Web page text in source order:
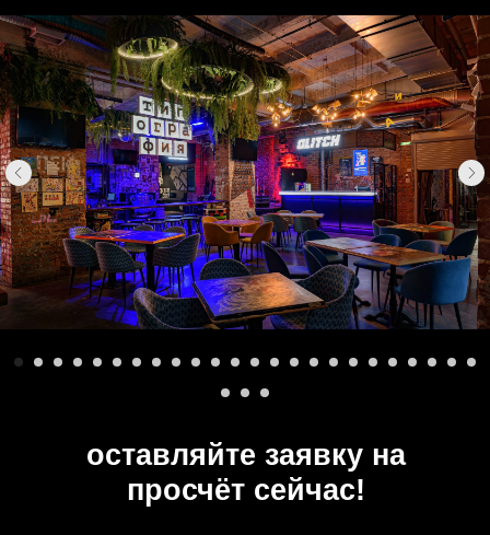
оставляйте заявку на
просчёт сейчас!